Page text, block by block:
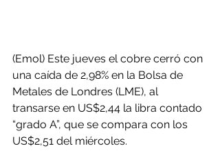
(Emol) Este jueves el cobre cerró con
una caída de 2,98% en la Bolsa de
Metales de Londres (LME), al
transarse en US$2,44 la libra contado
“grado A”, que se compara con los
US$2,51 del miércoles.